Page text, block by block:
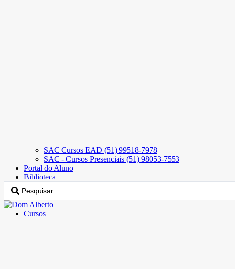
SAC Cursos EAD (51) 99518-7978
SAC - Cursos Presenciais (51) 98053-7553
Portal do Aluno
Biblioteca
Cursos